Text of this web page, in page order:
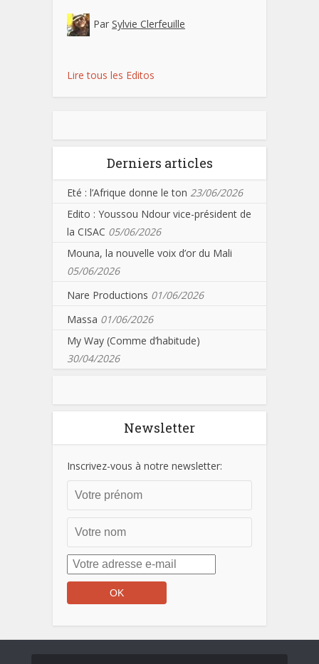
Par Sylvie Clerfeuille
Lire tous les Editos
Derniers articles
Eté : l’Afrique donne le ton 23/06/2026
Edito : Youssou Ndour vice-président de
la CISAC 05/06/2026
Mouna, la nouvelle voix d’or du Mali
05/06/2026
Nare Productions 01/06/2026
Massa 01/06/2026
My Way (Comme d’habitude)
30/04/2026
Newsletter
Inscrivez-vous à notre newsletter: